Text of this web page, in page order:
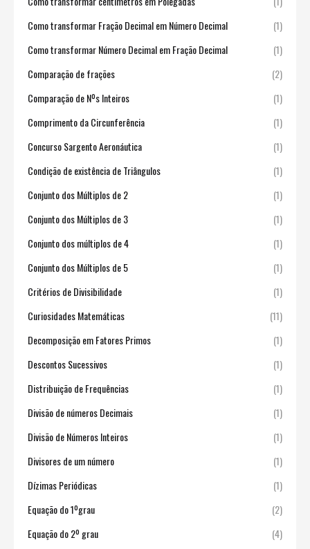
Como transformar Fração Decimal em Número Decimal
(1)
Como transformar Número Decimal em Fração Decimal
(1)
Comparação de frações
(2)
Comparação de Nºs Inteiros
(1)
Comprimento da Circunferência
(1)
Concurso Sargento Aeronáutica
(1)
Condição de existência de Triângulos
(1)
Conjunto dos Múltiplos de 2
(1)
Conjunto dos Múltiplos de 3
(1)
Conjunto dos múltiplos de 4
(1)
Conjunto dos Múltiplos de 5
(1)
Critérios de Divisibilidade
(1)
Curiosidades Matemáticas
(11)
Decomposição em Fatores Primos
(1)
Descontos Sucessivos
(1)
Distribuição de Frequências
(1)
Divisão de números Decimais
(1)
Divisão de Números Inteiros
(1)
Divisores de um número
(1)
Dízimas Periódicas
(1)
Equação do 1ºgrau
(2)
Equação do 2º grau
(4)